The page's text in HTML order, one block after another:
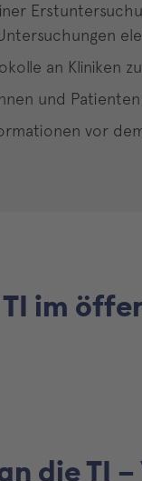
an Kliniken
und
vor
im
die TI